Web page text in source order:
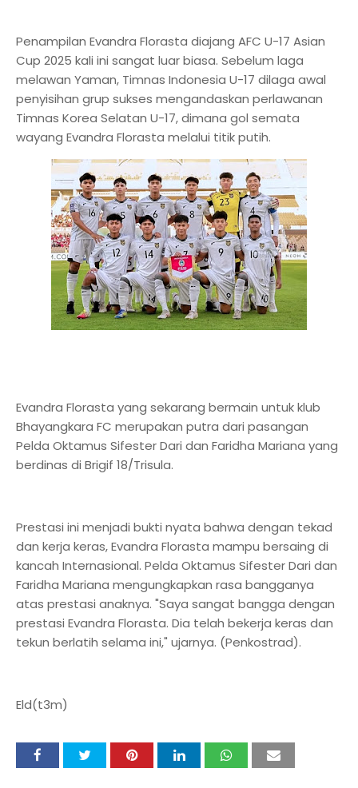
Penampilan Evandra Florasta diajang AFC U-17 Asian
Cup 2025 kali ini sangat luar biasa. Sebelum laga
melawan Yaman, Timnas Indonesia U-17 dilaga awal
penyisihan grup sukses mengandaskan perlawanan
Timnas Korea Selatan U-17, dimana gol semata
wayang Evandra Florasta melalui titik putih.
Evandra Florasta yang sekarang bermain untuk klub
Bhayangkara FC merupakan putra dari pasangan
Pelda Oktamus Sifester Dari dan Faridha Mariana yang
berdinas di Brigif 18/Trisula.
Prestasi ini menjadi bukti nyata bahwa dengan tekad
dan kerja keras, Evandra Florasta mampu bersaing di
kancah Internasional. Pelda Oktamus Sifester Dari dan
Faridha Mariana mengungkapkan rasa bangganya
atas prestasi anaknya. "Saya sangat bangga dengan
prestasi Evandra Florasta. Dia telah bekerja keras dan
tekun berlatih selama ini," ujarnya. (Penkostrad).
Eld(t3m)